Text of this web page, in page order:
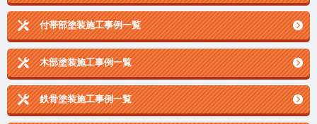
付帯部塗装施工事例一覧
木部塗装施工事例一覧
鉄骨塗装施工事例一覧